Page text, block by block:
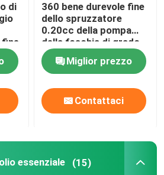
di
360 bene durevole fine
dello spruzzatore
0.20cc della pompa
della foschia di grado
K306 per profumo
Miglior prezzo
Contattaci
essenziale (15)